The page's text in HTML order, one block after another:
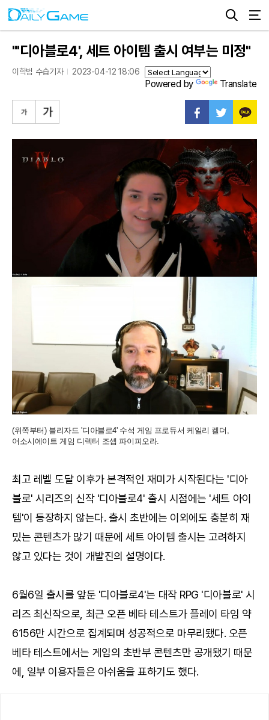
"'디아블로4', 세트 아이템 출시 여부는 미정"
이학범 수습기자 2023-04-12 18:06
Powered by Translate
(위쪽부터) 블리자드 '디아블로4' 수석 게임 프로듀서 케일리 켈더,
어소시에이트 게임 디렉터 조셉 파이피오라.
최고 레벨 도달 이후가 본격적인 재미가 시작된다는 '디아
블로' 시리즈의 신작 '디아블로4' 출시 시점에는 '세트 아이
템'이 등장하지 않는다. 출시 초반에는 이외에도 충분히 재
밌는 콘텐츠가 많기 때문에 세트 아이템 출시는 고려하지
않고 있다는 것이 개발진의 설명이다.
6월6일 출시를 앞둔 '디아블로4'는 대작 RPG '디아블로' 시
리즈 최신작으로, 최근 오픈 베타 테스트가 플레이 타임 약
6156만 시간으로 집계되며 성공적으로 마무리됐다. 오픈
베타 테스트에서는 게임의 초반부 콘텐츠만 공개됐기 때문
에, 일부 이용자들은 아쉬움을 표하기도 했다.